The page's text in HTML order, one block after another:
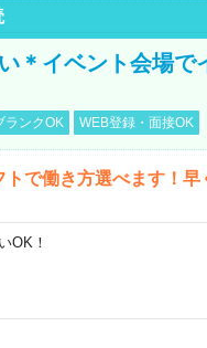
＊イベント会場で
ランクOK WEB登録・面接OK
で働き方選べます！
OK！